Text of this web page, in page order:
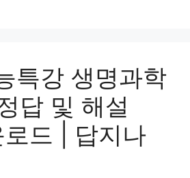
특강 생명과학
답 및 해설
로드 | 답지나